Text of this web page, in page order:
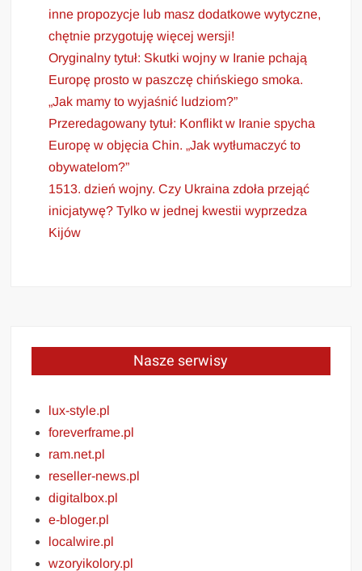
inne propozycje lub masz dodatkowe wytyczne,
chętnie przygotuję więcej wersji!
Oryginalny tytuł: Skutki wojny w Iranie pchają
Europę prosto w paszczę chińskiego smoka.
„Jak mamy to wyjaśnić ludziom?”
Przeredagowany tytuł: Konflikt w Iranie spycha
Europę w objęcia Chin. „Jak wytłumaczyć to
obywatelom?”
1513. dzień wojny. Czy Ukraina zdoła przejąć
inicjatywę? Tylko w jednej kwestii wyprzedza
Kijów
Nasze serwisy
lux-style.pl
foreverframe.pl
ram.net.pl
reseller-news.pl
digitalbox.pl
e-bloger.pl
localwire.pl
wzoryikolory.pl